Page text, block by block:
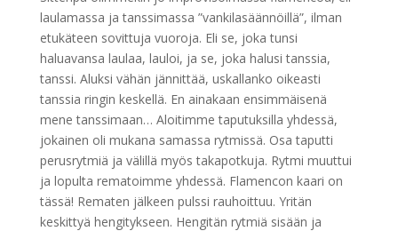
laulamassa ja tanssimassa ”vankilasäännöillä”, ilman
etukäteen sovittuja vuoroja. Eli se, joka tunsi
haluavansa laulaa, lauloi, ja se, joka halusi tanssia,
tanssi. Aluksi vähän jännittää, uskallanko oikeasti
tanssia ringin keskellä. En ainakaan ensimmäisenä
mene tanssimaan… Aloitimme taputuksilla yhdessä,
jokainen oli mukana samassa rytmissä. Osa taputti
perusrytmiä ja välillä myös takapotkuja. Rytmi muuttui
ja lopulta rematoimme yhdessä. Flamencon kaari on
tässä! Rematen jälkeen pulssi rauhoittuu. Yritän
keskittyä hengitykseen. Hengitän rytmiä sisään ja